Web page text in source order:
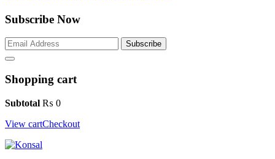
Subscribe Now
Subscribe
Shopping cart
Subtotal ₨ 0
View cartCheckout